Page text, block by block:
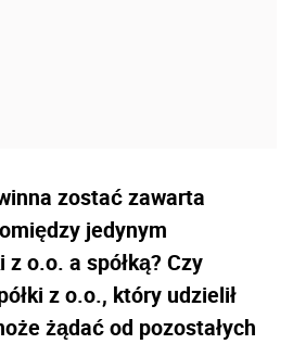
zostać zawarta
jedynym
o.o. a spółką? Czy
z o.o., który udzielił
żądać od pozostałych